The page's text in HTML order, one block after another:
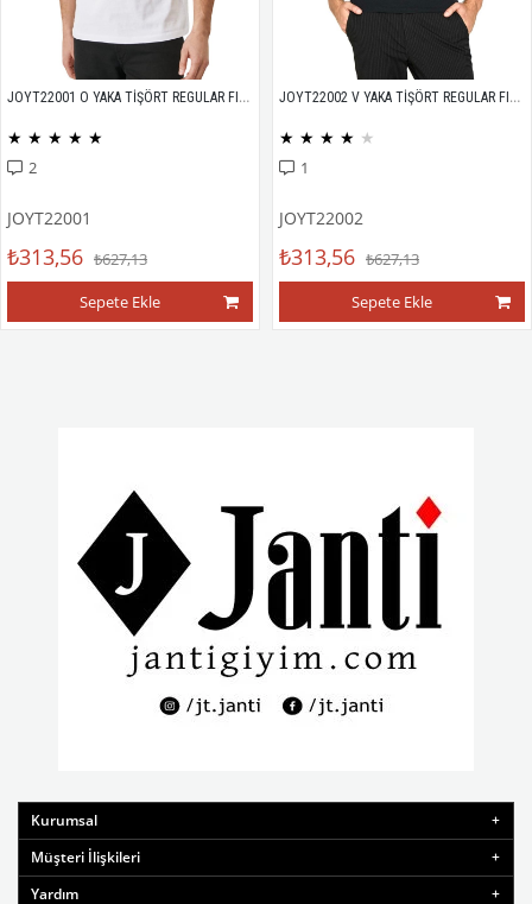
JOYT22001 O YAKA TİŞÖRT REGULAR FIT %100 PAMUK COMPACK PENYE
★ ★ ★ ★ ★
2
JOYT22001
₺313,56 ₺627,13
Sepete Ekle
JOYT22002 V YAKA TİŞÖRT REGULAR FIT %100 PAMUK COMPACK PENYE
★ ★ ★ ★ ★
1
JOYT22002
₺313,56 ₺627,13
Sepete Ekle
Kurumsal
Müşteri İlişkileri
Yardım